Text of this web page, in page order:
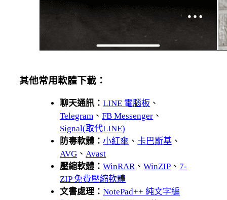
其他常用軟體下載：
聊天通訊：LINE 電腦板 、
Telegram 、FB Messenger 、
Signal(取代LINE)
防毒軟體：小紅傘 、卡巴斯基 、
AVG 、 Avast
壓縮軟體：WinRAR 、WinZIP 、 7-
ZIP 免費壓縮軟體
文書處理：NotePad++ 純文字編